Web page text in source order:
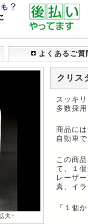
よくあるご質
大↑
クリス
スッキ
多数採
商品に
自動車で
この商
て、１
レーザ
真、イラ
「１個